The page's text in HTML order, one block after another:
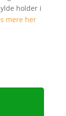
holder i
mere her